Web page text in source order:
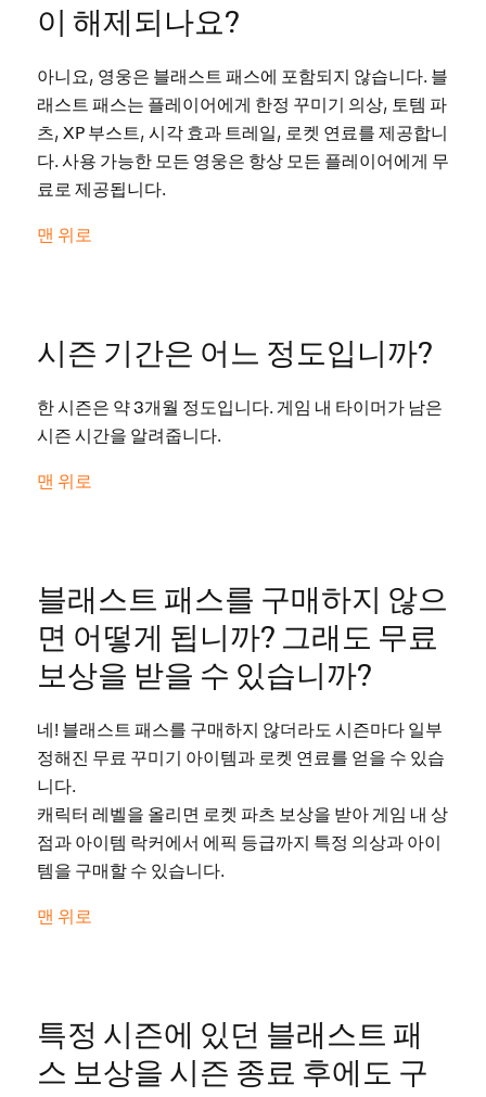
이 해제되나요?
아니요, 영웅은 블래스트 패스에 포함되지 않습니다. 블
래스트 패스는 플레이어에게 한정 꾸미기 의상, 토템 파
츠, XP 부스트, 시각 효과 트레일, 로켓 연료를 제공합니
다. 사용 가능한 모든 영웅은 항상 모든 플레이어에게 무
료로 제공됩니다.
맨 위로
시즌 기간은 어느 정도입니까?
한 시즌은 약 3개월 정도입니다. 게임 내 타이머가 남은
시즌 시간을 알려줍니다.
맨 위로
블래스트 패스를 구매하지 않으
면 어떻게 됩니까? 그래도 무료
보상을 받을 수 있습니까?
네! 블래스트 패스를 구매하지 않더라도 시즌마다 일부
정해진 무료 꾸미기 아이템과 로켓 연료를 얻을 수 있습
니다.
캐릭터 레벨을 올리면 로켓 파츠 보상을 받아 게임 내 상
점과 아이템 락커에서 에픽 등급까지 특정 의상과 아이
템을 구매할 수 있습니다.
맨 위로
특정 시즌에 있던 블래스트 패
스 보상을 시즌 종료 후에도 구